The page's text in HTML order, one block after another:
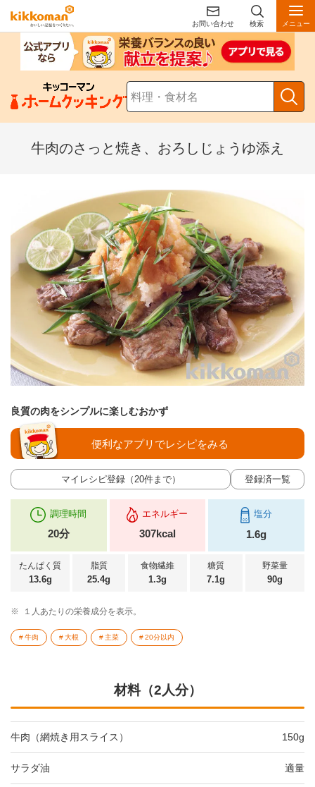
お問い合わせ 検索 メニュー
牛肉のさっと焼き、おろしじょうゆ添え
良質の肉をシンプルに楽しむおかず
マイレシピ登録（20件まで） 登録済一覧
便利なアプリでレシピをみる
調理時間
20分
エネルギー
307kcal
塩分
1.6g
たんぱく質
13.6g
脂質
25.4g
食物繊維
1.3g
糖質
7.1g
野菜量
90g
※ １人あたりの栄養成分を表示。
牛肉 大根 主菜 20分以内
材料（2人分）
牛肉（網焼き用スライス） 150g
サラダ油 適量